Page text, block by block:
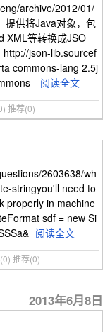
archive/2012/01/
提供将Java对象，包
XML等转换成JSO
http://json-lib.sourcef
commons-lang 2.5j
阅读全文
推荐(0)
2603638/wh
stringyou'll need to
properly in machine
sdf = new Si
阅读全文
推荐(0)
2013年6月8日